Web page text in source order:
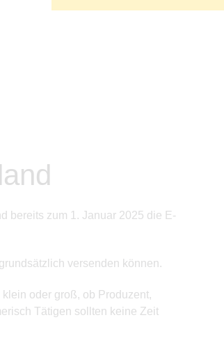
bereits zum 1. Januar 2025 die E-
versenden können.
oder groß, ob Produzent,
Tätigen sollten keine Zeit